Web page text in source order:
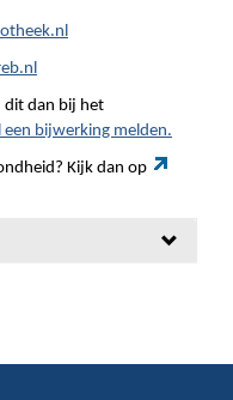
dit dan bij het
een bijwerking melden.
Kijk dan op